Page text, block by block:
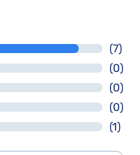
(7)
(0)
(0)
(0)
(1)